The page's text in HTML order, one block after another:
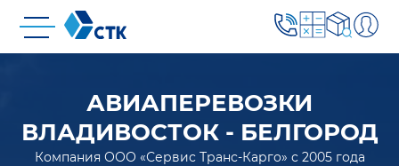
АВИАПЕРЕВОЗКИ
ВЛАДИВОСТОК - БЕЛГОРОД
Компания ООО «Сервис Транс-Карго» с 2005 года